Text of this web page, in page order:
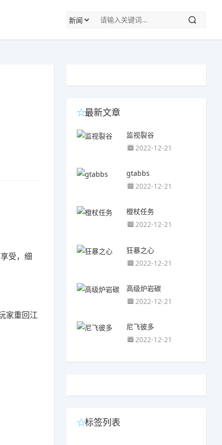
受，细
家重回江
最新文章
监视裂谷
2022-12-21
gtabbs
2022-12-21
橙杖任务
2022-12-21
狂暴之心
2022-12-21
高级炉岩碳
2022-12-21
尼飞彼多
2022-12-21
标签列表